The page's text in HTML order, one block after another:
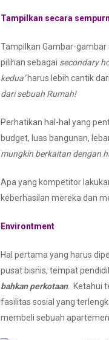
Tampilkan secara
Tampilkan Gambar-
pilihan sebagai secondary
kedua’harus lebih cantik dari
dari sebuah Rumah!
Perhatikan hal-hal yang
budget, luas bangunan,
mungkin berkaitan dengan
Apa yang kompetitor
keberhasilan mereka dan
Environtment
Hal pertama yang harus
pusat bisnis, tempat
bahkan perkotaan. Ketahui
fasilitas sosial yang
membeli sebuah apartemen.